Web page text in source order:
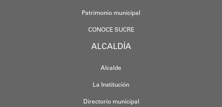
Patrimonio municipal
CONOCE SUCRE
ALCALDÍA
Alcalde
La Institución
Directorio municipal